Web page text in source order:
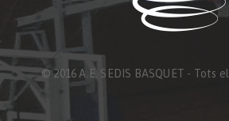
© 2016 A.E. SEDIS BASQUET - Tots